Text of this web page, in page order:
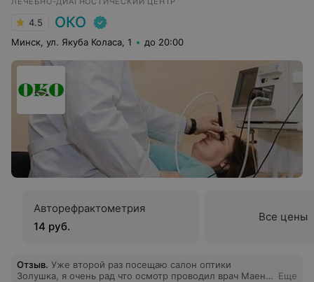
4.5 ОКО
Минск, ул. Якуба Коласа, 1 до 20:00
Авторефрактометрия
14 руб.
Все цены
Отзыв. Уже второй раз посещаю салон оптики
Золушка, я очень рад что осмотр проводил врач Маен
Еще